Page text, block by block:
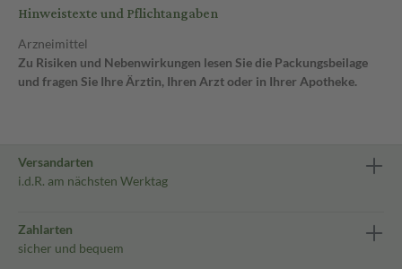
Hinweistexte und Pflichtangaben
Arzneimittel
Zu Risiken und Nebenwirkungen lesen Sie die Packungsbeilage
und fragen Sie Ihre Ärztin, Ihren Arzt oder in Ihrer Apotheke.
Versandarten
i.d.R. am nächsten Werktag
Zahlarten
sicher und bequem